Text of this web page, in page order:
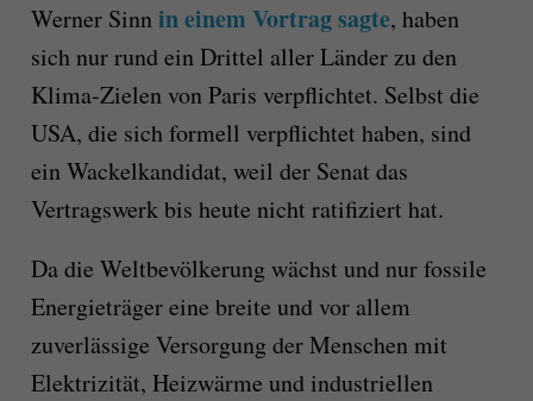
Werner Sinnin einem Vortrag sagte, haben
sich nur rund ein Drittel aller Länder zu den
Klima-Zielen von Paris verpflichtet. Selbst die
USA, die sich formell verpflichtet haben, sind
ein Wackelkandidat, weil der Senat das
Vertragswerk bis heute nicht ratifiziert hat.
Da die Weltbevölkerung wächst und nur fossile
Energieträger eine breite und vor allem
zuverlässige Versorgung der Menschen mit
Elektrizität, Heizwärme und industriellen